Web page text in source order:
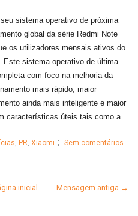
sistema operativo de próxima
global da série Redmi Note
os utilizadores mensais ativos do
Este sistema operativo de última
com foco na melhoria da
mais rápido, maior
ainda mais inteligente e maior
características úteis tais como a
, PR, Xiaomi Sem comentários
Mensagem antiga →
inicial